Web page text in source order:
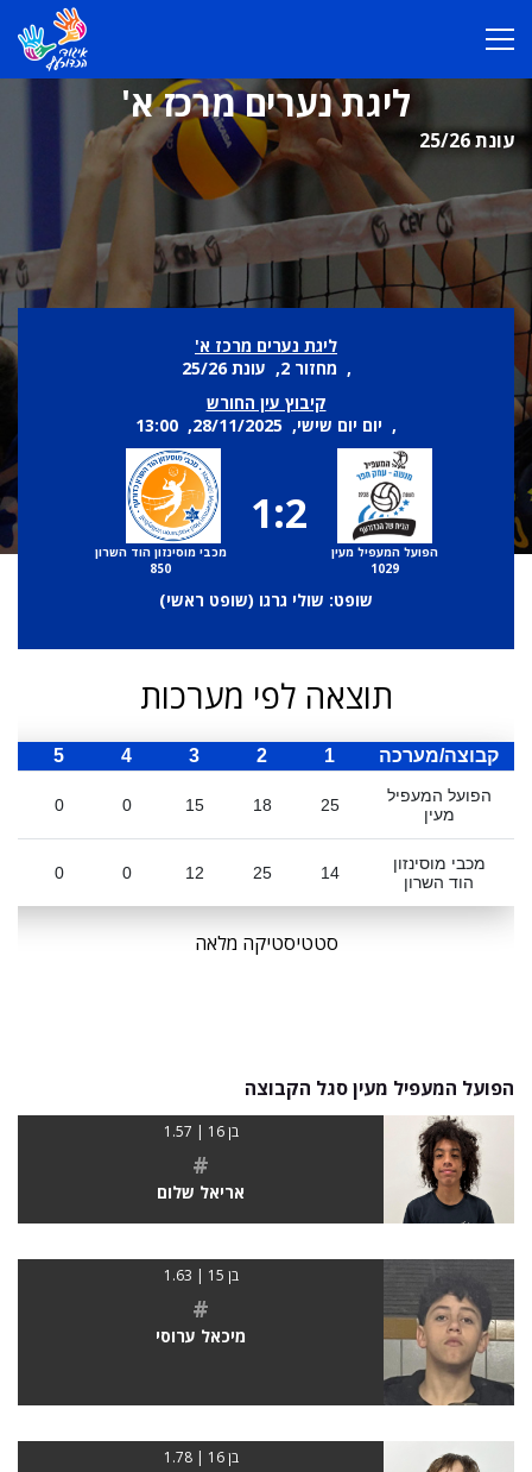
ליגת נערים מרכז א'
עונת 25/26
ליגת נערים מרכז א'
, מחזור 2, עונת 25/26
קיבוץ עין החורש
, יום יום שישי, 28/11/2025, 13:00
הפועל המעפיל מעין
1029
1:2
מכבי מוסינזון הוד השרון
850
שופט: שולי גרגו (שופט ראשי)
תוצאה לפי מערכות
קבוצה/מערכה 1
2
3
4
5
הפועל המעפיל
מעין
25
18
15
0
0
מכבי מוסינזון
הוד השרון
14
25
12
0
0
סטטיסטיקה מלאה
הפועל המעפיל מעין סגל הקבוצה
בן 16 | 1.57
#
אריאל שלום
בן 15 | 1.63
#
מיכאל ערוסי
בן 16 | 1.78